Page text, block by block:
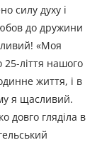
силу духу і
до дружини
«Моя
ліття нашого
життя, і в
я щасливий.
довго гляділа в